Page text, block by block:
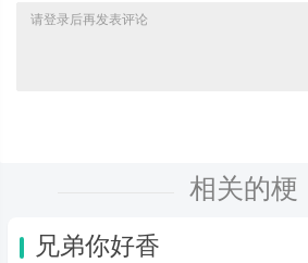
相关的梗
兄弟你好香